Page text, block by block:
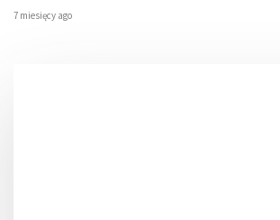
7 miesięcy ago